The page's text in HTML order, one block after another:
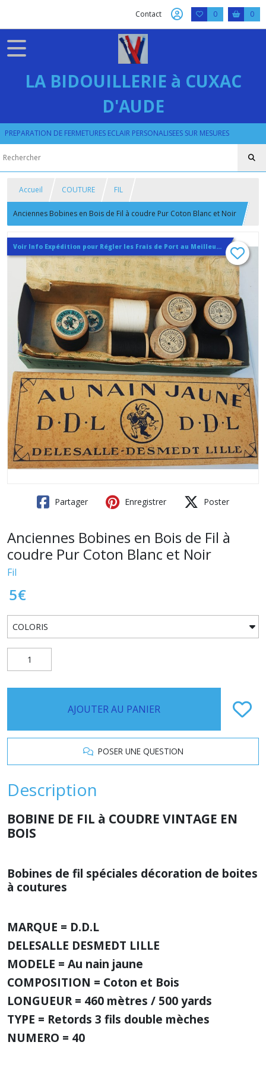
Contact 0 0
LA BIDOUILLERIE à CUXAC
D'AUDE
PREPARATION DE FERMETURES ECLAIR PERSONALISEES SUR MESURES
Accueil COUTURE FIL
Anciennes Bobines en Bois de Fil à coudre Pur Coton Blanc et Noir
Voir Info Expédition pour Régler les Frais de Port au Meilleur Prix , En haut d'ecran à Droite
Partager Enregistrer Poster
Anciennes Bobines en Bois de Fil à
coudre Pur Coton Blanc et Noir
Fil
5€
AJOUTER AU PANIER
POSER UNE QUESTION
Description
BOBINE DE FIL à COUDRE VINTAGE EN
BOIS
Bobines de fil spéciales décoration de boites
à coutures
MARQUE = D.D.L
DELESALLE DESMEDT LILLE
MODELE = Au nain jaune
COMPOSITION = Coton et Bois
LONGUEUR = 460 mètres / 500 yards
TYPE = Retords 3 fils double mèches
NUMERO = 40